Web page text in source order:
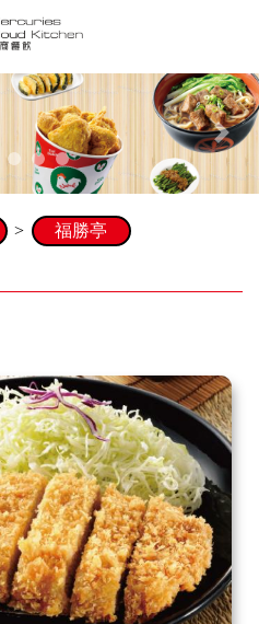
Next
福勝亭